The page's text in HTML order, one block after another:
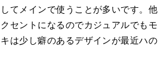
てメインで使うことが多いです。他
セントになるのでカジュアルでもモ
は少し癖のあるデザインが最近ハの